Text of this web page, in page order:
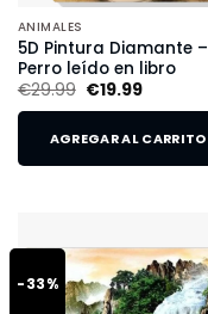
ANIMALES
5D Pintura Diamante –
Perro leído en libro
€29.99 €19.99
AGREGAR AL CARRITO
-33%